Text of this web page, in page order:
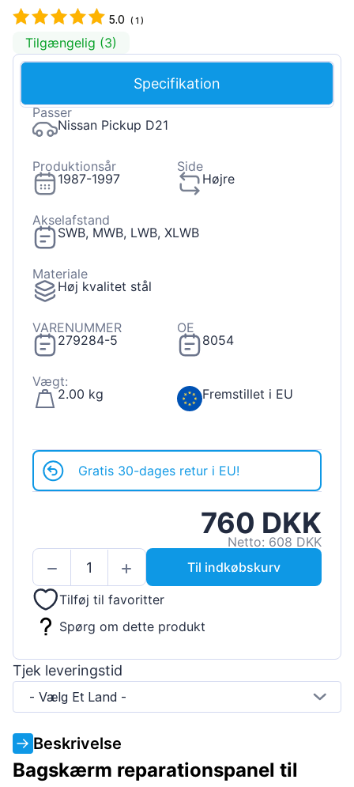
5.0 (1 )
Tilgængelig (3)
Specifikation
Passer
Nissan Pickup D21
Produktionsår
1987-1997
Side
Højre
Akselafstand
SWB, MWB, LWB, XLWB
Materiale
Høj kvalitet stål
VARENUMMER
279284-5
OE
8054
Vægt:
2.00 kg
Fremstillet i EU
Gratis 30-dages retur i EU!
760 DKK
Netto: 608 DKK
Til indkøbskurv
Tilføj til favoritter
Spørg om dette produkt
Tjek leveringstid
- Vælg Et Land -
Beskrivelse
Bagskærm reparationspanel til